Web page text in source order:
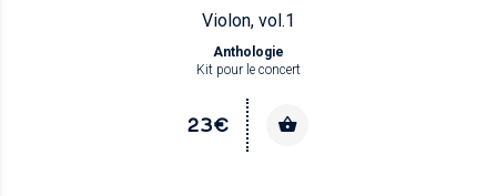
Violon, vol.1
Anthologie
Kit pour le concert
23€